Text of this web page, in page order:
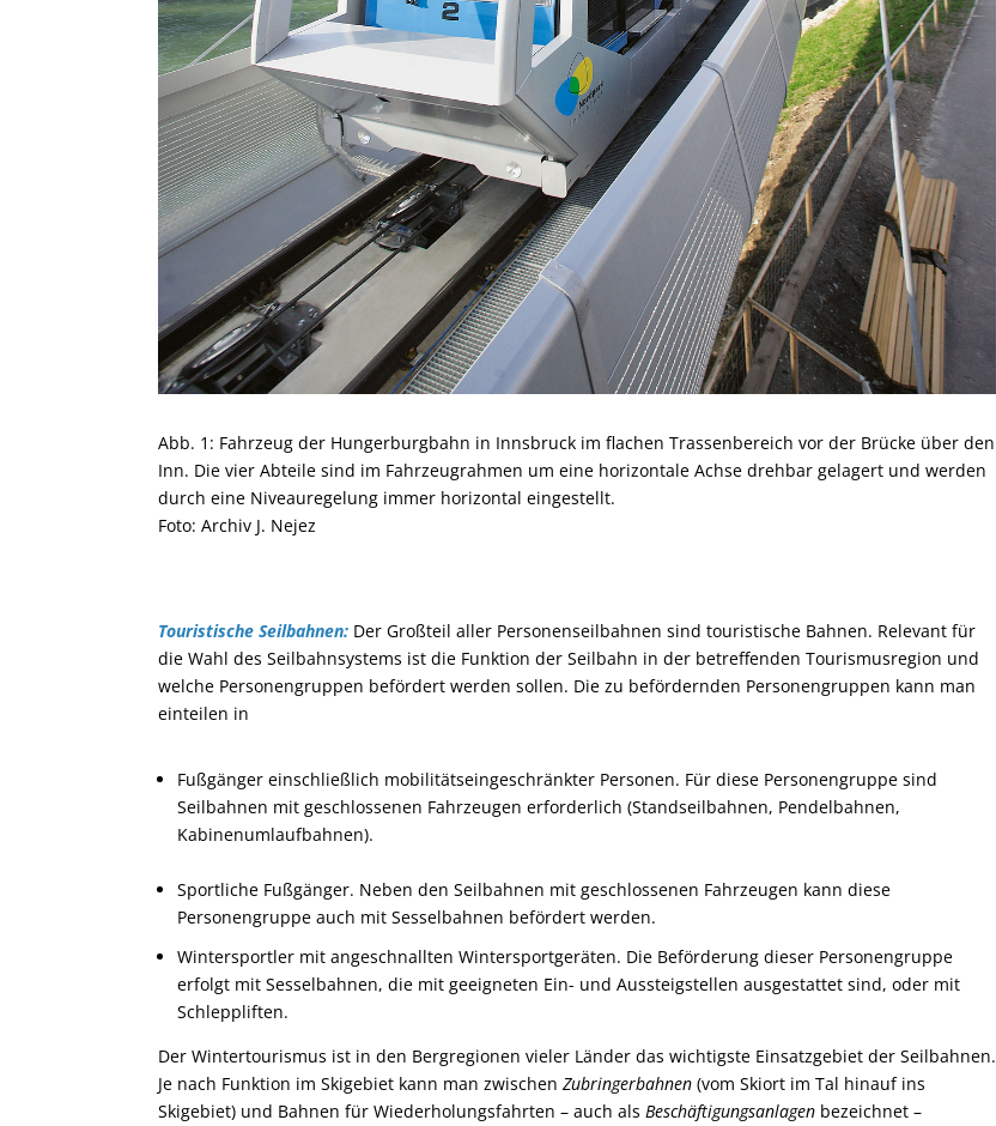
Abb. 1: Fahrzeug der Hungerburgbahn in Innsbruck im flachen Trassenbereich vor der Brücke über den
Inn. Die vier Abteile sind im Fahrzeugrahmen um eine horizontale Achse drehbar gelagert und werden
durch eine Niveauregelung immer horizontal eingestellt.
Foto: Archiv J. Nejez
Touristische Seilbahnen: Der Großteil aller Personenseilbahnen sind touristische Bahnen. Relevant für
die Wahl des Seilbahnsystems ist die Funktion der Seilbahn in der betreffenden Tourismusregion und
welche Personengruppen befördert werden sollen. Die zu befördernden Personengruppen kann man
einteilen in
Fußgänger einschließlich mobilitätseingeschränkter Personen. Für diese Personengruppe sind
Seilbahnen mit geschlossenen Fahrzeugen erforderlich (Standseilbahnen, Pendelbahnen,
Kabinenumlaufbahnen).
Sportliche Fußgänger. Neben den Seilbahnen mit geschlossenen Fahrzeugen kann diese
Personengruppe auch mit Sesselbahnen befördert werden.
Wintersportler mit angeschnallten Wintersportgeräten. Die Beförderung dieser Personengruppe
erfolgt mit Sesselbahnen, die mit geeigneten Ein- und Aussteigstellen ausgestattet sind, oder mit
Schleppliften.
Der Wintertourismus ist in den Bergregionen vieler Länder das wichtigste Einsatzgebiet der Seilbahnen.
Je nach Funktion im Skigebiet kann man zwischen Zubringerbahnen (vom Skiort im Tal hinauf ins
Skigebiet) und Bahnen für Wiederholungsfahrten – auch als Beschäftigungsanlagen bezeichnet –